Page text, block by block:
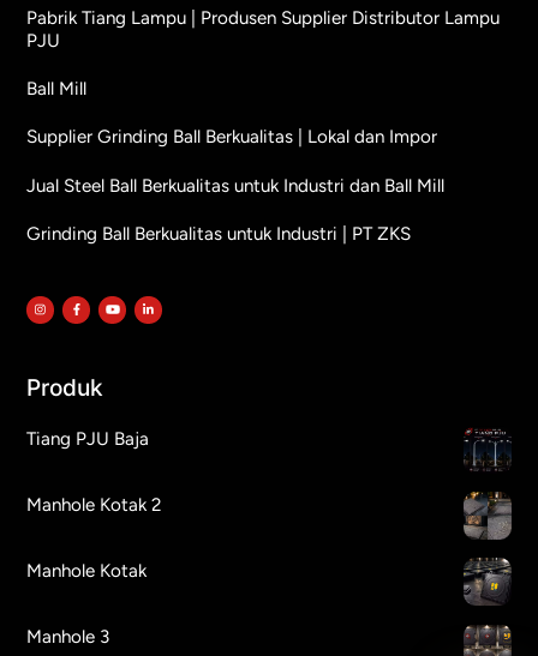
Pabrik Tiang Lampu | Produsen Supplier Distributor Lampu
PJU
Ball Mill
Supplier Grinding Ball Berkualitas | Lokal dan Impor
Jual Steel Ball Berkualitas untuk Industri dan Ball Mill
Grinding Ball Berkualitas untuk Industri | PT ZKS
Produk
Tiang PJU Baja
Manhole Kotak 2
Manhole Kotak
Manhole 3